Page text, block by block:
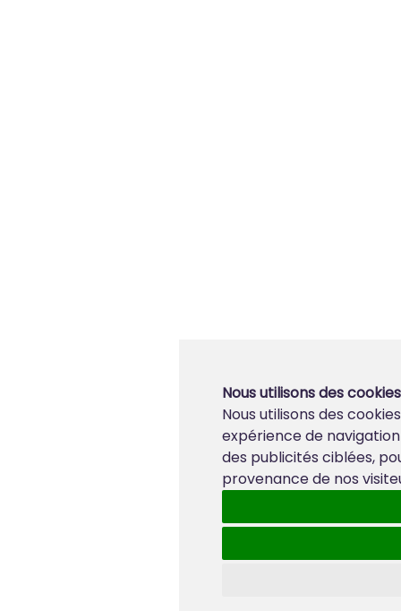
Nous utilisons des cookies
Nous utilisons des
expérience de
des publicités ciblées,
provenance de nos